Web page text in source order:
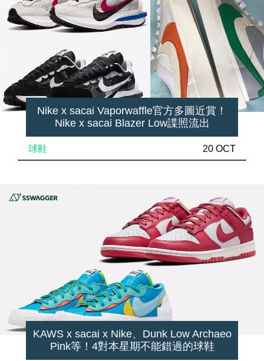
Nike x sacai Vaporwaffle官方多圖近賞！
Nike x sacai Blazer Low諜照流出
球鞋 20 OCT
KAWS x sacai x Nike、Dunk Low Archaeo
Pink等！4對本星期不能錯過的球鞋